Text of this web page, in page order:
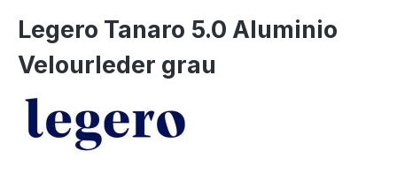
Legero Tanaro 5.0 Aluminio
Velourleder grau